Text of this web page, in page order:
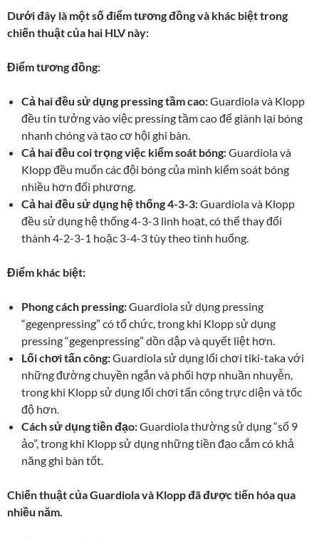
Dưới đây là một số điểm tương đồng và khác biệt trong
chiến thuật của hai HLV này:
Điểm tương đồng:
Cả hai đều sử dụng pressing tầm cao:Guardiola và Klopp
đều tin tưởng vào việc pressing tầm cao để giành lại bóng
nhanh chóng và tạo cơ hội ghi bàn.
Cả hai đều coi trọng việc kiểm soát bóng:Guardiola và
Klopp đều muốn các đội bóng của mình kiểm soát bóng
nhiều hơn đối phương.
Cả hai đều sử dụng hệ thống 4-3-3:Guardiola và Klopp
đều sử dụng hệ thống 4-3-3 linh hoạt, có thể thay đổi
thành 4-2-3-1 hoặc 3-4-3 tùy theo tình huống.
Điểm khác biệt:
Phong cách pressing:Guardiola sử dụng pressing
“gegenpressing” có tổ chức, trong khi Klopp sử dụng
pressing “gegenpressing” dồn dập và quyết liệt hơn.
Lối chơi tấn công:Guardiola sử dụng lối chơi tiki-taka với
những đường chuyền ngắn và phối hợp nhuần nhuyễn,
trong khi Klopp sử dụng lối chơi tấn công trực diện và tốc
độ hơn.
Cách sử dụng tiền đạo:Guardiola thường sử dụng “số 9
ảo”, trong khi Klopp sử dụng những tiền đạo cắm có khả
năng ghi bàn tốt.
Chiến thuật của Guardiola và Klopp đã được tiến hóa qua
nhiều năm.